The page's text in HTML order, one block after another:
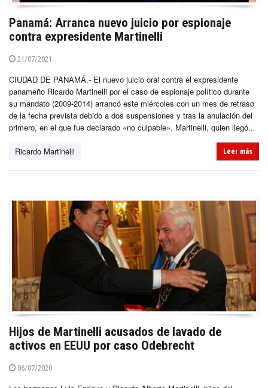
Panamá: Arranca nuevo juicio por espionaje
contra expresidente Martinelli
21/07/2021
CIUDAD DE PANAMÁ.- El nuevo juicio oral contra el expresidente
panameño Ricardo Martinelli por el caso de espionaje político durante
su mandato (2009-2014) arrancó este miércoles con un mes de retraso
de la fecha prevista debido a dos suspensiones y tras la anulación del
primero, en el que fue declarado «no culpable». Martinelli, quien llegó...
Ricardo Martinelli Leer más
Hijos de Martinelli acusados de lavado de
activos en EEUU por caso Odebrecht
06/07/2020